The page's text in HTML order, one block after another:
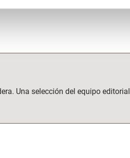
Una selección del equipo editorial